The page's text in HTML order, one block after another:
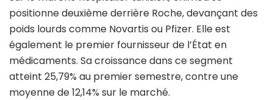
positionne deuxième derrière Roche, devançant des
poids lourds comme Novartis ou Pfizer. Elle est
également le premier fournisseur de l’État en
médicaments. Sa croissance dans ce segment
atteint 25,79% au premier semestre, contre une
moyenne de 12,14% sur le marché.